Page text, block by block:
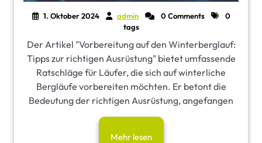
1. Oktober 2024 admin 0 Comments
0
tags
Der Artikel "Vorbereitung auf den Winterberglauf:
Tipps zur richtigen Ausrüstung" bietet umfassende
Ratschläge für Läufer, die sich auf winterliche
Bergläufe vorbereiten möchten. Er betont die
Bedeutung der richtigen Ausrüstung, angefangen
Mehr lesen